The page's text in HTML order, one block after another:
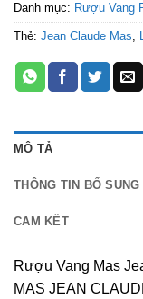
Danh mục: Rượu Vang
Thẻ: Jean Claude Mas,
MÔ TẢ
THÔNG TIN BỔ SUNG
CAM KẾT
Rượu Vang Mas
MAS JEAN